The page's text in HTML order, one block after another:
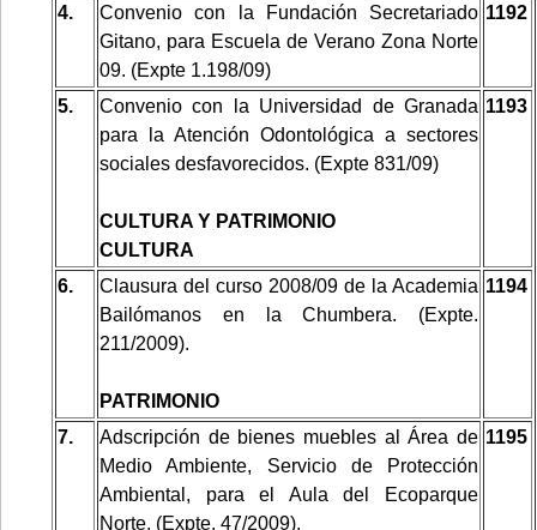
4.
Convenio con la Fundación Secretariado
Gitano, para Escuela de Verano Zona Norte
09. (Expte 1.198/09)
1192
5.
Convenio con la Universidad de Granada
para la Atención Odontológica a sectores
sociales desfavorecidos. (Expte 831/09)
CULTURA Y PATRIMONIO
CULTURA
1193
6.
Clausura del curso 2008/09 de la Academia
Bailómanos en la Chumbera. (Expte.
211/2009).
PATRIMONIO
1194
7.
Adscripción de bienes muebles al Área de
Medio Ambiente, Servicio de Protección
Ambiental, para el Aula del Ecoparque
Norte. (Expte. 47/2009).
1195